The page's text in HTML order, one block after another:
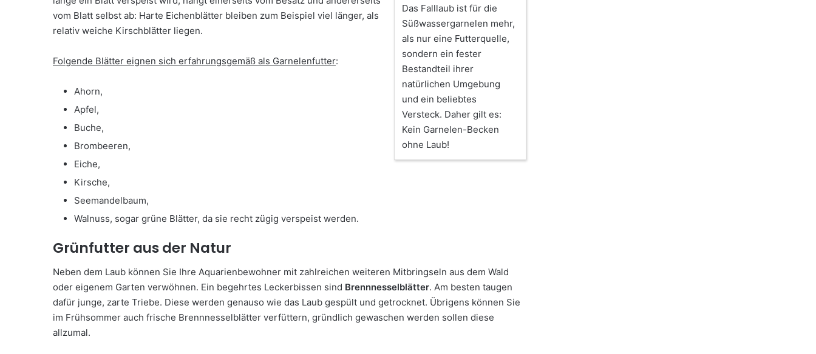
Das Falllaub ist für die
Süßwassergarnelen mehr,
als nur eine Futterquelle,
sondern ein fester
Bestandteil ihrer
natürlichen Umgebung
und ein beliebtes
Versteck. Daher gilt es:
Kein Garnelen-Becken
ohne Laub!
vom Blatt selbst ab: Harte Eichenblätter bleiben zum Beispiel viel länger, als
relativ weiche Kirschblätter liegen.
Folgende Blätter eignen sich erfahrungsgemäß als Garnelenfutter:
Ahorn,
Apfel,
Buche,
Brombeeren,
Eiche,
Kirsche,
Seemandelbaum,
Walnuss, sogar grüne Blätter, da sie recht zügig verspeist werden.
Grünfutter aus der Natur
Neben dem Laub können Sie Ihre Aquarienbewohner mit zahlreichen weiteren Mitbringseln aus dem Wald
oder eigenem Garten verwöhnen. Ein begehrtes Leckerbissen sind Brennnesselblätter. Am besten taugen
dafür junge, zarte Triebe. Diese werden genauso wie das Laub gespült und getrocknet. Übrigens können Sie
im Frühsommer auch frische Brennnesselblätter verfüttern, gründlich gewaschen werden sollen diese
allzumal.